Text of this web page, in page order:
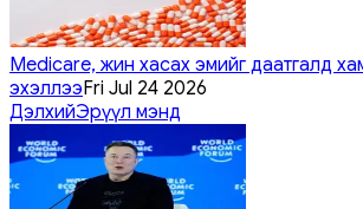
Medicare, жин хасах эмийг даатгалд
эхэллээFri Jul 24 2026
ДэлхийЭрүүл мэнд